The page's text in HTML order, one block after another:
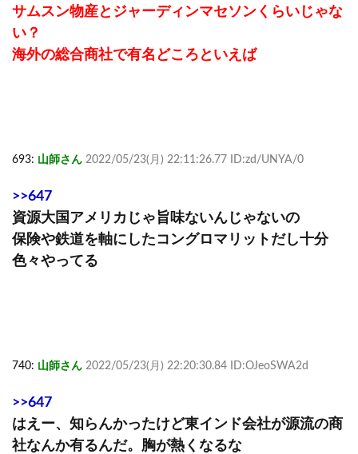
サムスン物産とジャーディンマセソンくらいじゃな
い？
海外の総合商社で有名どころといえば
693: 山師さん 2022/05/23(月) 22:11:26.77 ID:zd/UNYA/0
>>647
資源大国アメリカじゃ旨味ないんじゃないの
保険や鉄道を軸にしたコングロマリットだし十分
色々やってる
740: 山師さん 2022/05/23(月) 22:20:30.84 ID:OJeoSWA2d
>>647
はえー、知らんかったけど東インド会社が源流の商
社なんか有るんだ。胸が熱くなるな